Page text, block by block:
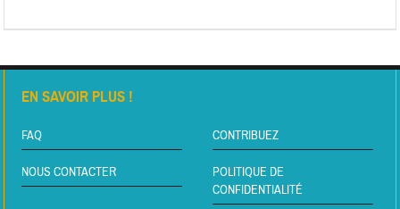
EN SAVOIR PLUS !
FAQ CONTRIBUEZ
NOUS CONTACTER
POLITIQUE DE
CONFIDENTIALITÉ